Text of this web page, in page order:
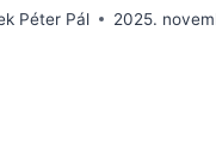
Péter Pál 2025.